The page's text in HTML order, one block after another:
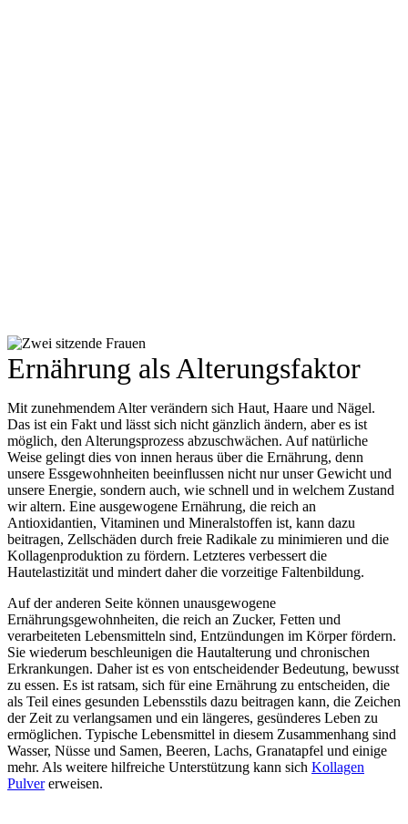
Ernährung als Alterungsfaktor
Mit zunehmendem Alter verändern sich Haut, Haare und Nägel.
Das ist ein Fakt und lässt sich nicht gänzlich ändern, aber es ist
möglich, den Alterungsprozess abzuschwächen. Auf natürliche
Weise gelingt dies von innen heraus über die Ernährung, denn
unsere Essgewohnheiten beeinflussen nicht nur unser Gewicht und
unsere Energie, sondern auch, wie schnell und in welchem Zustand
wir altern. Eine ausgewogene Ernährung, die reich an
Antioxidantien, Vitaminen und Mineralstoffen ist, kann dazu
beitragen, Zellschäden durch freie Radikale zu minimieren und die
Kollagenproduktion zu fördern. Letzteres verbessert die
Hautelastizität und mindert daher die vorzeitige Faltenbildung.
Auf der anderen Seite können unausgewogene
Ernährungsgewohnheiten, die reich an Zucker, Fetten und
verarbeiteten Lebensmitteln sind, Entzündungen im Körper fördern.
Sie wiederum beschleunigen die Hautalterung und chronischen
Erkrankungen. Daher ist es von entscheidender Bedeutung, bewusst
zu essen. Es ist ratsam, sich für eine Ernährung zu entscheiden, die
als Teil eines gesunden Lebensstils dazu beitragen kann, die Zeichen
der Zeit zu verlangsamen und ein längeres, gesünderes Leben zu
ermöglichen. Typische Lebensmittel in diesem Zusammenhang sind
Wasser, Nüsse und Samen, Beeren, Lachs, Granatapfel und einige
mehr. Als weitere hilfreiche Unterstützung kann sich Kollagen
Pulvererweisen.